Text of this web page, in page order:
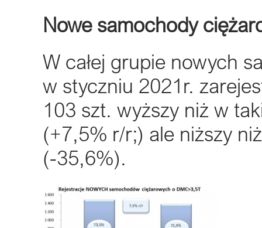
Nowe samochody
W całej grupie nowych
w styczniu 2021r.
103 szt. wyższy niż w
(+7,5% r/r;) ale niższy
(-35,6%).